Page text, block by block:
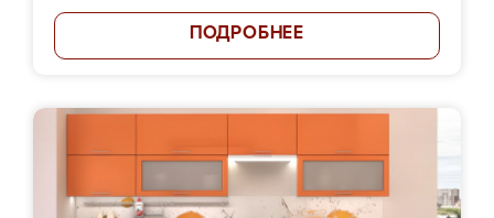
ПОДРОБНЕЕ